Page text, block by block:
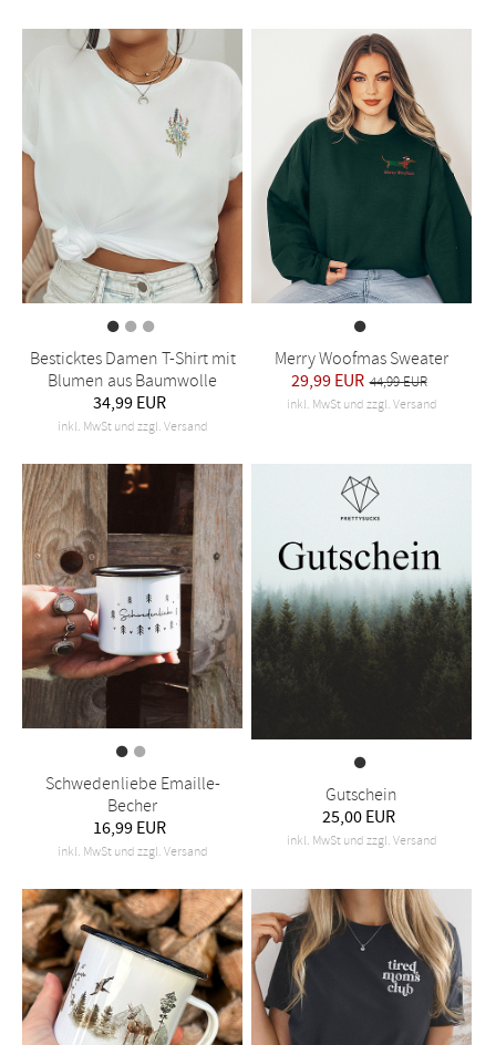
Besticktes Damen T-Shirt mit
Blumen aus Baumwolle
34,99 EUR
inkl. MwSt und zzgl. Versand
Merry Woofmas Sweater
29,99 EUR 44,99 EUR
inkl. MwSt und zzgl. Versand
Schwedenliebe Emaille-
Becher
16,99 EUR
inkl. MwSt und zzgl. Versand
Gutschein
25,00 EUR
inkl. MwSt und zzgl. Versand